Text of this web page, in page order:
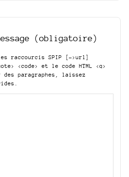
(obligatoire)
raccourcis SPIP
[->url]
<code>
et le code HTML <q>
des paragraphes, laissez